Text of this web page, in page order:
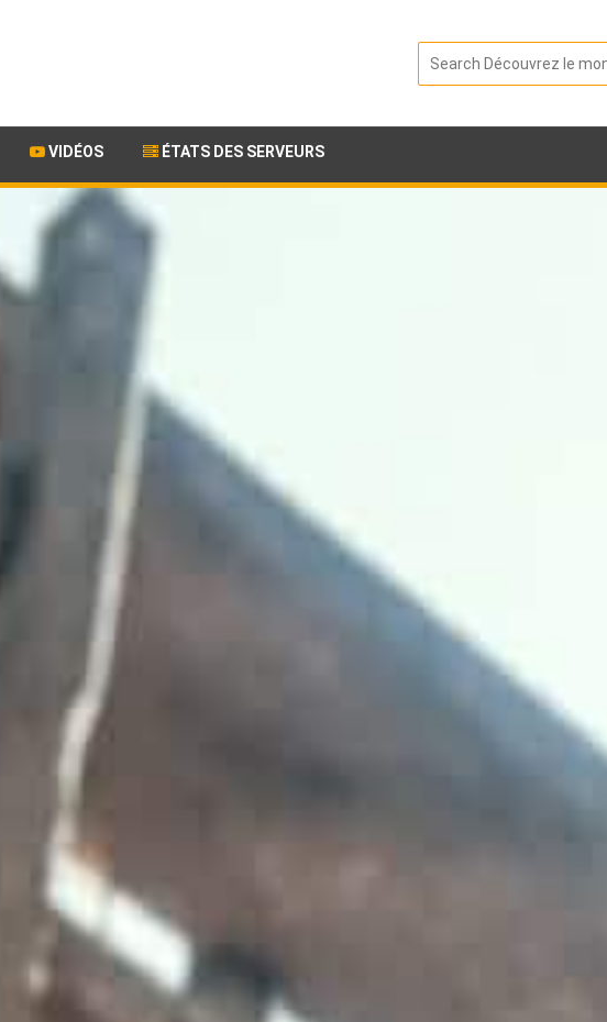
VIDÉOS ÉTATS DES SERVEURS